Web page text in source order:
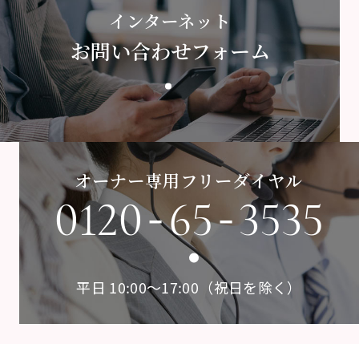
インターネット
お問い合わせフォーム
オーナー専用フリーダイヤル
0120-65-3535
平日 10:00〜17:00（祝日を除く）